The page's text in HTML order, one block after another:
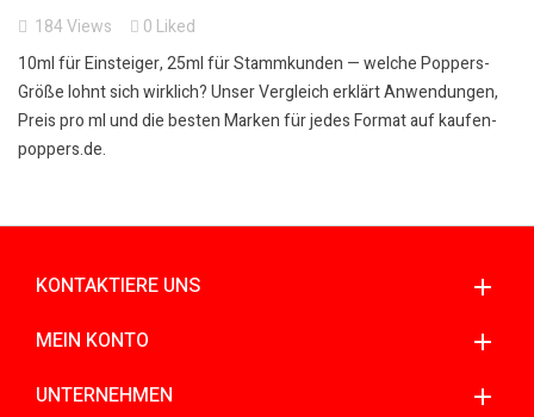
184Views 0 Liked
10ml für Einsteiger, 25ml für Stammkunden — welche Poppers-
Größe lohnt sich wirklich? Unser Vergleich erklärt Anwendungen,
Preis pro ml und die besten Marken für jedes Format auf kaufen-
poppers.de.
KONTAKTIERE UNS
MEIN KONTO
UNTERNEHMEN